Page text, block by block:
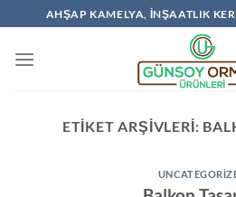
AHŞAP KAMELYA, İNŞAATLIK
ETIKET ARŞIVLERI: